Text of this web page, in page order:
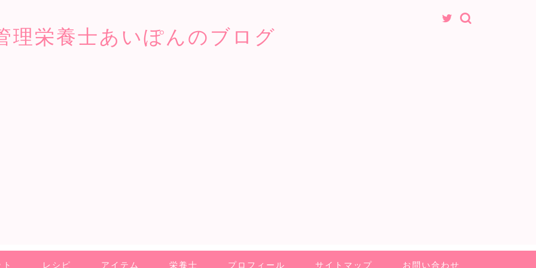
理栄養士あいぽんのブログ
レシピ アイテム 栄養士 プロフィール サイトマップ お問い合わせ